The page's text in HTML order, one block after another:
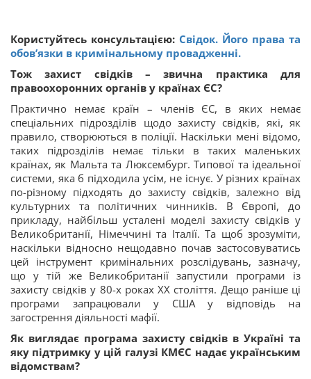
Користуйтесь консультацією: Свідок. Його права та
обов’язки в кримінальному провадженні.
Тож захист свідків – звична практика для
правоохоронних органів у країнах ЄС?
Практично немає країн – членів ЄС, в яких немає
спеціальних підрозділів щодо захисту свідків, які, як
правило, створюються в поліції. Наскільки мені відомо,
таких підрозділів немає тільки в таких маленьких
країнах, як Мальта та Люксембург. Типової та ідеальної
системи, яка б підходила усім, не існує. У різних країнах
по-різному підходять до захисту свідків, залежно від
культурних та політичних чинників. В Європі, до
прикладу, найбільш усталені моделі захисту свідків у
Великобританії, Німеччині та Італії. Та щоб зрозуміти,
наскільки відносно нещодавно почав застосовуватись
цей інструмент кримінальних розслідувань, зазначу,
що у тій же Великобританії запустили програми із
захисту свідків у 80-х роках ХХ століття. Дещо раніше ці
програми запрацювали у США у відповідь на
загострення діяльності мафії.
Як виглядає програма захисту свідків в Україні та
яку підтримку у цій галузі КМЄС надає українським
відомствам?